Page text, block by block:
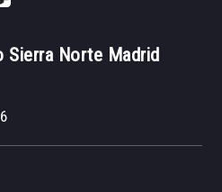
Sierra Norte Madrid